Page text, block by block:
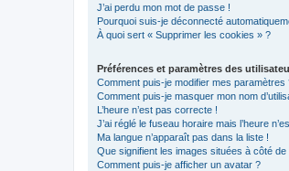
J’ai perdu mon mot de passe !
Pourquoi suis-je déconnecté
À quoi sert « Supprimer les cookies » ?
Préférences et paramètres des
Comment puis-je modifier mes paramètres
Comment puis-je masquer mon nom
L’heure n’est pas correcte !
J’ai réglé le fuseau horaire mais l’heure
Ma langue n’apparaît pas dans la liste !
Que signifient les images situées à côté de
Comment puis-je afficher un avatar ?